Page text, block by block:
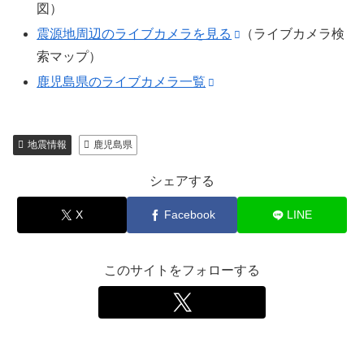
図）
震源地周辺のライブカメラを見る
（ライブカメラ検
索マップ）
鹿児島県のライブカメラ一覧
地震情報 鹿児島県
シェアする
X Facebook LINE
このサイトをフォローする